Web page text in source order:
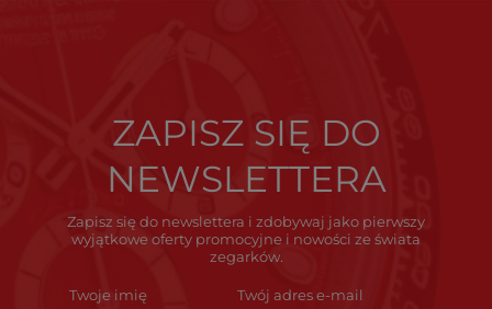
ZAPISZ SIĘ DO
NEWSLETTERA
Zapisz się do newslettera i zdobywaj jako pierwszy
wyjątkowe oferty promocyjne i nowości ze świata
zegarków.